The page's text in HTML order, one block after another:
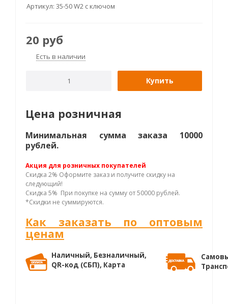
Артикул: 35-50 W2 с ключом
20 руб
Есть в наличии
Купить
Цена розничная
Минимальная сумма заказа 10000
рублей.
Акция для розничных покупателей
Скидка 2% Оформите заказ и получите скидку на
следующий!
Скидка 5% При покупке на сумму от 50000 рублей.
*Скидки не суммируются.
Как заказать по оптовым
ценам
Наличный, Безналичный,
QR-код (СБП), Карта